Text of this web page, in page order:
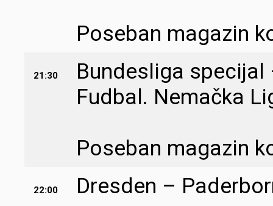
Poseban magazin
21:30
Bundesliga specijal
Fudbal. Nemačka
Poseban magazin
22:00
Dresden –